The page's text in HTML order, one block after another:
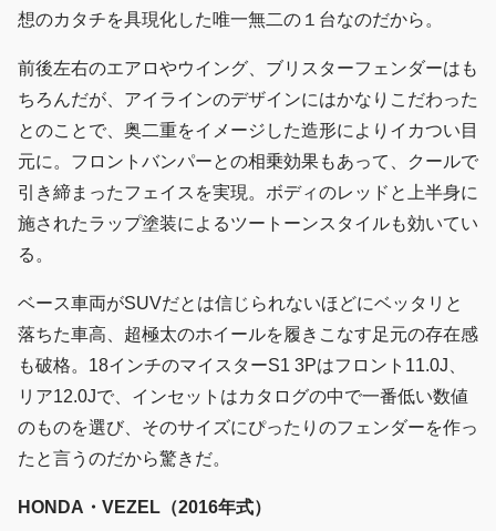
想のカタチを具現化した唯一無二の１台なのだから。
前後左右のエアロやウイング、ブリスターフェンダーはも
ちろんだが、アイラインのデザインにはかなりこだわった
とのことで、奥二重をイメージした造形によりイカつい目
元に。フロントバンパーとの相乗効果もあって、クールで
引き締まったフェイスを実現。ボディのレッドと上半身に
施されたラップ塗装によるツートーンスタイルも効いてい
る。
ベース車両がSUVだとは信じられないほどにベッタリと
落ちた車高、超極太のホイールを履きこなす足元の存在感
も破格。18インチのマイスターS1 3Pはフロント11.0J、
リア12.0Jで、インセットはカタログの中で一番低い数値
のものを選び、そのサイズにぴったりのフェンダーを作っ
たと言うのだから驚きだ。
HONDA・VEZEL（2016年式）